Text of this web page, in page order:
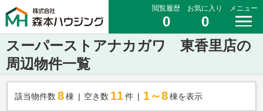
閲覧履歴
0
お気に入り
0
メニュー
スーパーストアナカガワ 東香里店の
周辺物件一覧
該当物件数 8棟 空き数 11 件 1～8 棟を表示